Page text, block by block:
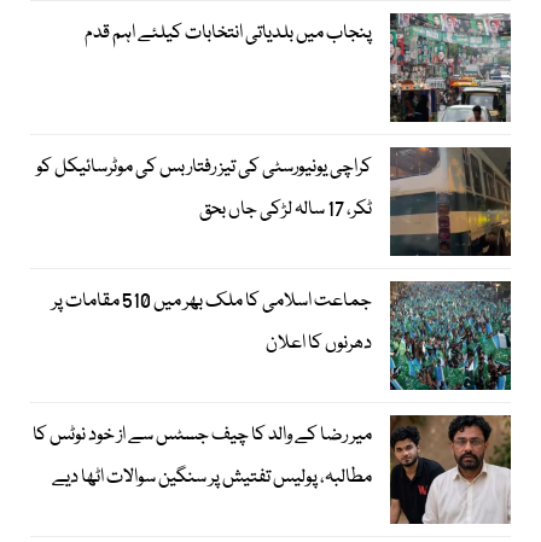
پنجاب میں بلدیاتی انتخابات کیلئے اہم قدم
کراچی یونیورسٹی کی تیز رفتار بس کی موٹرسائیکل کو
ٹکر، 17 سالہ لڑکی جاں بحق
جماعت اسلامی کا ملک بھر میں 510 مقامات پر
دھرنوں کا اعلان
میر رضا کے والد کا چیف جسٹس سے از خود نوٹس کا
مطالبہ، پولیس تفتیش پر سنگین سوالات اٹھا دیے